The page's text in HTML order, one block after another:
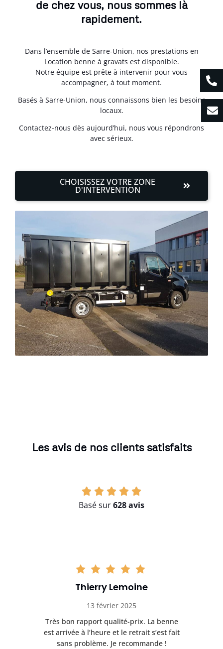
de chez vous, nous sommes là
rapidement.
Dans l’ensemble de Sarre-Union, nos prestations en
Location benne à gravats est disponible.
Notre équipe est prête à intervenir pour vous
accompagner, à tout moment.
Basés à Sarre-Union, nous connaissons bien les besoins
locaux.
Contactez-nous dès aujourd’hui, nous vous répondrons
avec sérieux.
CHOISISSEZ VOTRE ZONE
D'INTERVENTION
Les avis de nos clients satisfaits
Basé sur628 avis
Thierry Lemoine
13 février 2025
Très bon rapport qualité-prix. La benne
est arrivée à l’heure et le retrait s’est fait
sans problème. Je recommande !